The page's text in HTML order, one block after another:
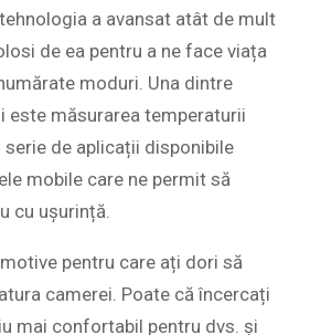
a avansat atât de mult
de ea pentru a ne face viața
moduri. Una dintre
este măsurarea temperaturii
serie de aplicații disponibile
mobile care ne permit să
cu ușurință.
pentru care ați dori să
camerei. Poate că încercați
mai confortabil pentru dvs. și